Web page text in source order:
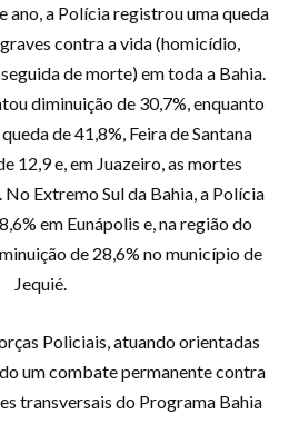
ano, a Polícia registrou uma queda
contra a vida (homicídio,
de morte) em toda a Bahia.
diminuição de 30,7%, enquanto
de 41,8%, Feira de Santana
12,9 e, em Juazeiro, as mortes
Extremo Sul da Bahia, a Polícia
em Eunápolis e, na região do
de 28,6% no município de
Jequié.
Policiais, atuando orientadas
um combate permanente contra
transversais do Programa Bahia